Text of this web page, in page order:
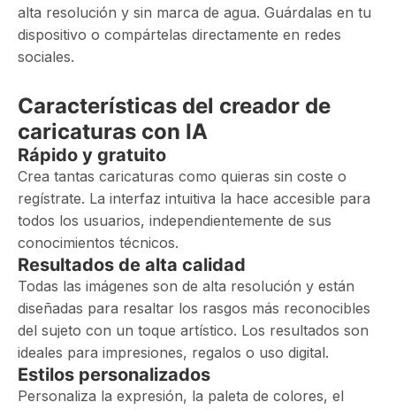
alta resolución y sin marca de agua. Guárdalas en tu
dispositivo o compártelas directamente en redes
sociales.
Características del creador de
caricaturas con IA
Rápido y gratuito
Crea tantas caricaturas como quieras sin coste o
regístrate. La interfaz intuitiva la hace accesible para
todos los usuarios, independientemente de sus
conocimientos técnicos.
Resultados de alta calidad
Todas las imágenes son de alta resolución y están
diseñadas para resaltar los rasgos más reconocibles
del sujeto con un toque artístico. Los resultados son
ideales para impresiones, regalos o uso digital.
Estilos personalizados
Personaliza la expresión, la paleta de colores, el